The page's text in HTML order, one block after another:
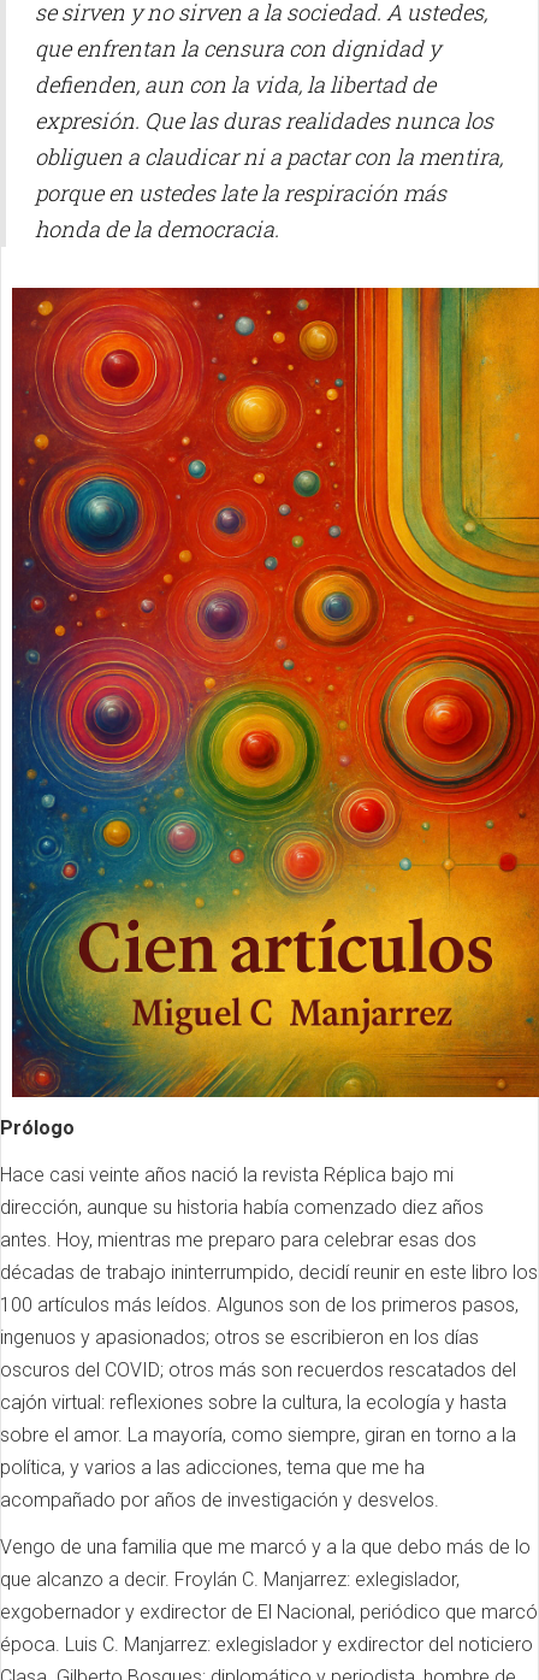
se sirven y no sirven a la sociedad. A ustedes,
que enfrentan la censura con dignidad y
defienden, aun con la vida, la libertad de
expresión. Que las duras realidades nunca los
obliguen a claudicar ni a pactar con la mentira,
porque en ustedes late la respiración más
honda de la democracia.
Prólogo
Hace casi veinte años nació la revista Réplica bajo mi
dirección, aunque su historia había comenzado diez años
antes. Hoy, mientras me preparo para celebrar esas dos
décadas de trabajo ininterrumpido, decidí reunir en este libro los
100 artículos más leídos. Algunos son de los primeros pasos,
ingenuos y apasionados; otros se escribieron en los días
oscuros del COVID; otros más son recuerdos rescatados del
cajón virtual: reflexiones sobre la cultura, la ecología y hasta
sobre el amor. La mayoría, como siempre, giran en torno a la
política, y varios a las adicciones, tema que me ha
acompañado por años de investigación y desvelos.
Vengo de una familia que me marcó y a la que debo más de lo
que alcanzo a decir. Froylán C. Manjarrez: exlegislador,
exgobernador y exdirector de El Nacional, periódico que marcó
época. Luis C. Manjarrez: exlegislador y exdirector del noticiero